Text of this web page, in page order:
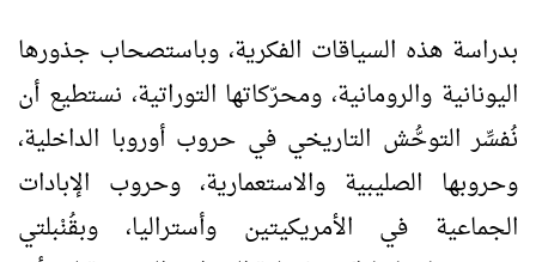
بدراسة هذه السياقات الفكرية، وباستصحاب جذورها
اليونانية والرومانية، ومحرّكاتها التوراتية، نستطيع أن
نُفسِّر التوحُّش التاريخي في حروب أوروبا الداخلية،
وحروبها الصليبية والاستعمارية، وحروب الإبادات
الجماعية في الأمريكيتين وأستراليا، وبقُنْبلتي